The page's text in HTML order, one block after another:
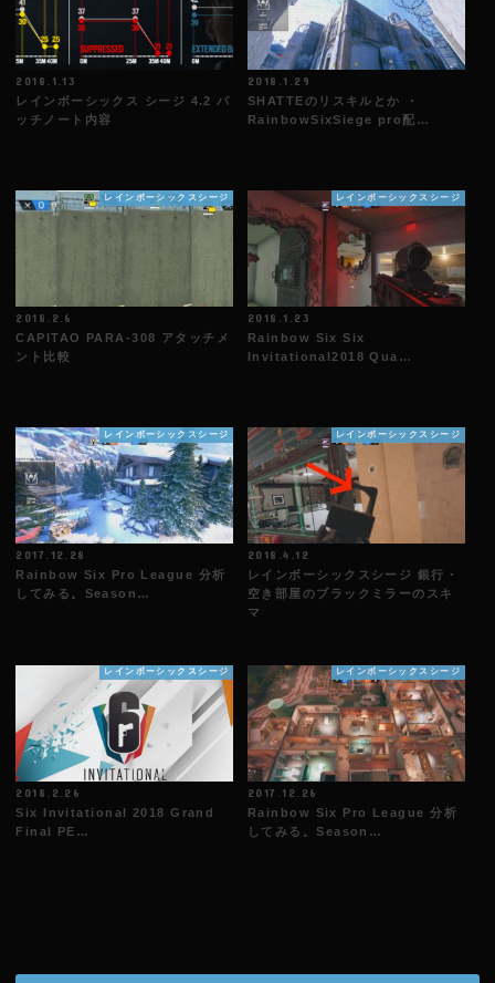
2018.1.13
レインボーシックス シージ 4.2 パ
ッチノート内容
2018.1.29
SHATTEのリスキルとか ・
RainbowSixSiege pro配…
レインボーシックスシージ
2018.2.6
CAPITAO PARA-308 アタッチメ
ント比較
レインボーシックスシージ
2018.1.23
Rainbow Six Six
Invitational2018 Qua…
レインボーシックスシージ
2017.12.28
Rainbow Six Pro League 分析
してみる。Season…
レインボーシックスシージ
2018.4.12
レインボーシックスシージ 銀行・
空き部屋のブラックミラーのスキ
マ
レインボーシックスシージ
2018.2.26
Six Invitational 2018 Grand
Final PE…
レインボーシックスシージ
2017.12.26
Rainbow Six Pro League 分析
してみる。Season…